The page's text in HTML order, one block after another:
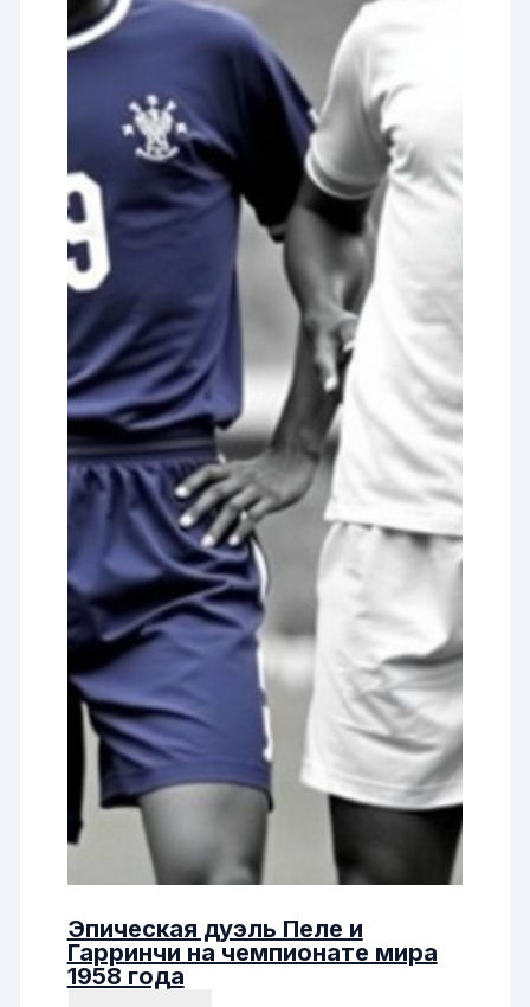
Эпическая дуэль Пеле и
Гарринчи на чемпионате мира
1958 года